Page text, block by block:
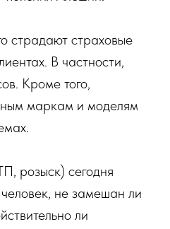
страдают страховые
В частности,
Кроме того,
маркам и моделям
розыск) сегодня
не замешан ли
ли